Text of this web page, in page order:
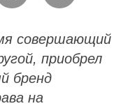
совершающий
приобрел
бренд
на